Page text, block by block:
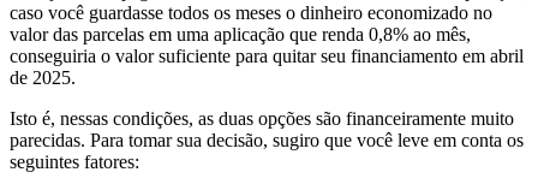
caso você guardasse todos os meses o dinheiro economizado no
valor das parcelas em uma aplicação que renda 0,8% ao mês,
conseguiria o valor suficiente para quitar seu financiamento em abril
de 2025.
Isto é, nessas condições, as duas opções são financeiramente muito
parecidas. Para tomar sua decisão, sugiro que você leve em conta os
seguintes fatores: